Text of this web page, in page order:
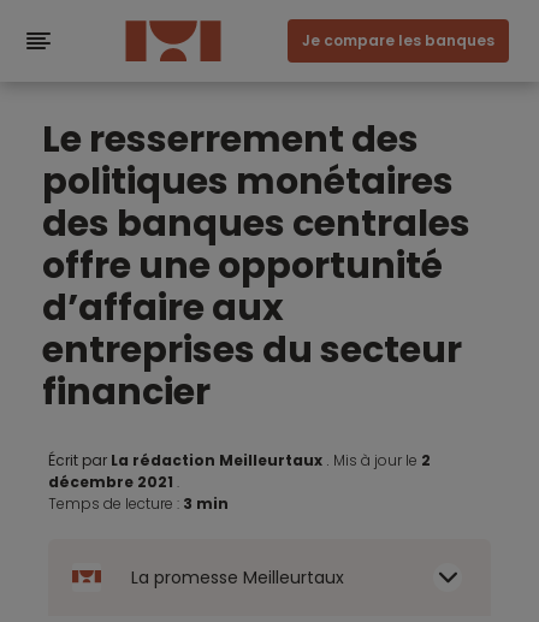
Je compare les banques
Le resserrement des
politiques monétaires
des banques centrales
offre une opportunité
d’affaire aux
entreprises du secteur
financier
Écrit par La rédaction Meilleurtaux . Mis à jour le 2
décembre 2021 .
Temps de lecture : 3 min
La promesse Meilleurtaux